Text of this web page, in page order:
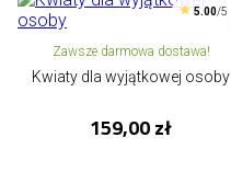
5.00/5
Zawsze darmowa dostawa!
Kwiaty dla wyjątkowej osoby
159,00 zł